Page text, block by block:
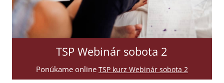
TSP Webinár sobota 2
Ponúkame online TSP kurz Webinár sobota 2